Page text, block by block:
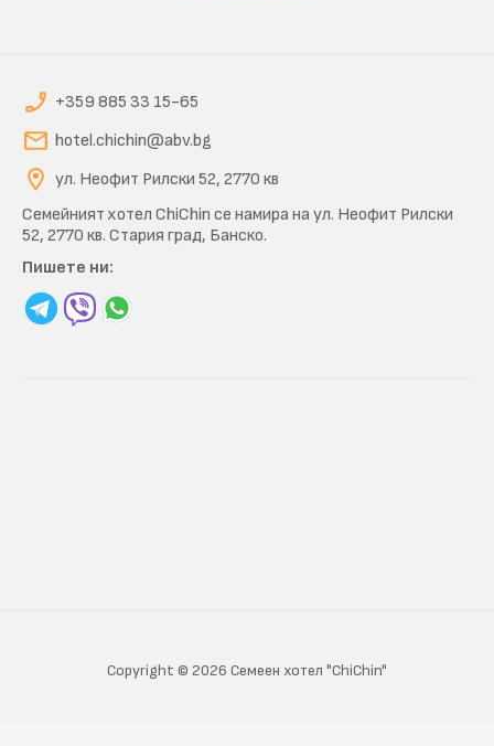
+359 885 33 15-65
hotel.chichin@abv.bg
ул. Неофит Рилски 52, 2770 кв
Семейният хотел ChiChin се намира на ул. Неофит Рилски
52, 2770 кв. Стария град, Банско.
Пишете ни:
Copyright © 2026 Семеен хотел "ChiChin"